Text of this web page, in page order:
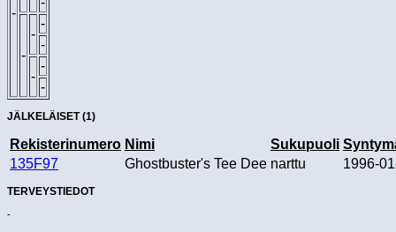
-
-
-
-
-
-
-
-
JÄLKELÄISET (1)
Rekisterinumero Nimi Sukupuoli
135F97
Ghostbuster's Tee Dee narttu 1996-
TERVEYSTIEDOT
-